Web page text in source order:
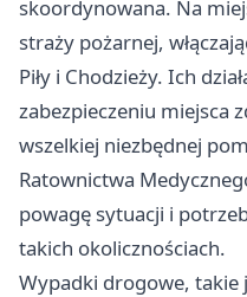
skoordynowana. Na
straży pożarnej,
Piły i Chodzieży. Ich
zabezpieczeniu miejsca
wszelkiej niezbędnej
Ratownictwa
powagę sytuacji i
takich okolicznościach.
Wypadki drogowe,